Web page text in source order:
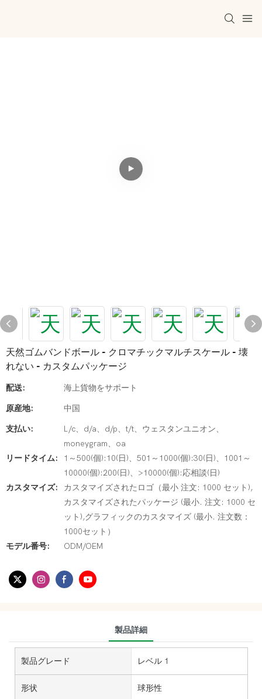
天然ゴムバンドボール - クロマチックマルチスケール - 壊
れない - カスタムパッケージ
配送: 海上貨物をサポート
原産地: 中国
支払い:
L/c、d/a、d/p、t/t、ウェスタンユニオン、
moneygram、oa
リードタイム:
1～500(個):10(日)、501～1000(個):30(日)、1001～
10000(個):200(日)、>10000(個):応相談(日)
カスタマイズ:
カスタマイズされたロゴ（最小 注文: 1000 セット),
カスタマイズされたパッケージ (最小. 注文: 1000 セ
ット),グラフィックのカスタマイズ (最小. 注文数：
1000セット）
モデル番号:
ODM/OEM
製品詳細
製品グレード レベル 1
形状 球形性